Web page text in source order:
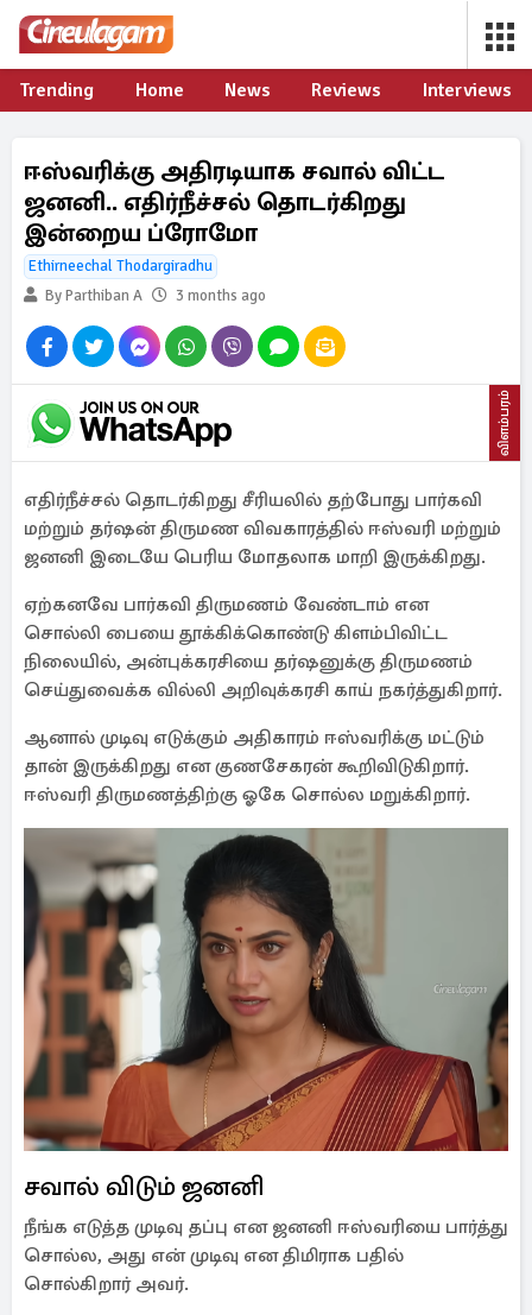
Trending Home News Reviews Interviews
ஈஸ்வரிக்கு அதிரடியாக சவால் விட்ட
ஜனனி.. எதிர்நீச்சல் தொடர்கிறது
இன்றைய ப்ரோமோ
Ethirneechal Thodargiradhu
By Parthiban A
3 months ago
விளம்பரம்
எதிர்நீச்சல் தொடர்கிறது சீரியலில் தற்போது பார்கவி
மற்றும் தர்ஷன் திருமண விவகாரத்தில் ஈஸ்வரி மற்றும்
ஜனனி இடையே பெரிய மோதலாக மாறி இருக்கிறது.
ஏற்கனவே பார்கவி திருமணம் வேண்டாம் என
சொல்லி பையை தூக்கிக்கொண்டு கிளம்பிவிட்ட
நிலையில், அன்புக்கரசியை தர்ஷனுக்கு திருமணம்
செய்துவைக்க வில்லி அறிவுக்கரசி காய் நகர்த்துகிறார்.
ஆனால் முடிவு எடுக்கும் அதிகாரம் ஈஸ்வரிக்கு மட்டும்
தான் இருக்கிறது என குணசேகரன் கூறிவிடுகிறார்.
ஈஸ்வரி திருமணத்திற்கு ஓகே சொல்ல மறுக்கிறார்.
சவால் விடும் ஜனனி
நீங்க எடுத்த முடிவு தப்பு என ஜனனி ஈஸ்வரியை பார்த்து
சொல்ல, அது என் முடிவு என திமிராக பதில்
சொல்கிறார் அவர்.